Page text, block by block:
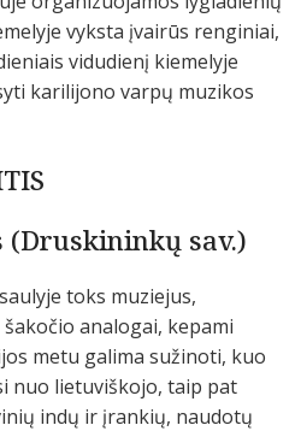
vyksta įvairūs renginiai,
vidudienį kiemelyje
karilijono varpų muzikos
(Druskininkų sav.)
toks muziejus,
analogai, kepami
metu galima sužinoti, kuo
nuo lietuviškojo, taip pat
indų ir įrankių, naudotų